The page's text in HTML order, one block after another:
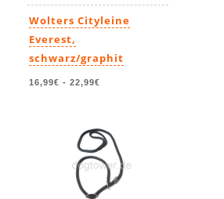
Wolters Cityleine
Everest,
schwarz/graphit
16,99€ - 22,99€